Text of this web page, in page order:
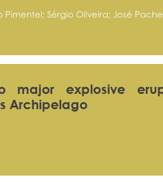
Sérgio Oliveira; José
major explosive
Archipelago